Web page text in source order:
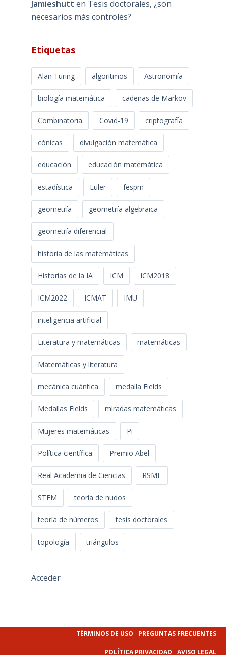
Jamieshutt en Tesis doctorales, ¿son
necesarios más controles?
Etiquetas
Alan Turing algoritmos Astronomía
biología matemática cadenas de Markov
Combinatoria Covid-19 criptografía
cónicas divulgación matemática
educación educación matemática
estadística Euler fespm
geometría geometría algebraica
geometría diferencial
historia de las matemáticas
Historias de la IA ICM ICM2018
ICM2022 ICMAT IMU
inteligencia artificial
Literatura y matemáticas matemáticas
Matemáticas y literatura
mecánica cuántica medalla Fields
Medallas Fields miradas matemáticas
Mujeres matemáticas Pi
Política científica Premio Abel
Real Academia de Ciencias RSME
STEM teoría de nudos
teoría de números tesis doctorales
topología triángulos
Acceder
TÉRMINOS DE USO PREGUNTAS FRECUENTES
POLÍTICA PRIVACIDAD AVISO LEGAL